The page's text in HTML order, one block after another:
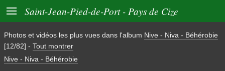
 Saint-Jean-Pied-de-Port - Pays de Cize
Photos et vidéos les plus vues dans l'album Nive - Niva - Béhérobie
[12/82] - Tout montrer
Nive - Niva - Béhérobie